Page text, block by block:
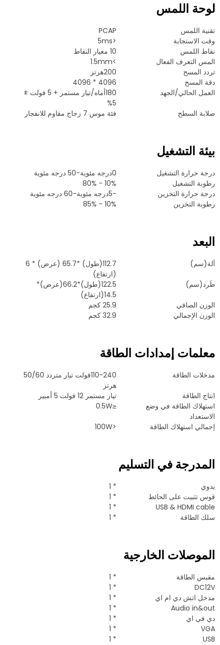
لوحة اللمس
تقنية اللمس
PCAP
وقت الاستجابة
<5ms
نقاط اللمس
10 معيار النقاط
المس التعرف الفعال
>1.5mm
تردد المسح
200هرتز
دقة المسح
4096 * 4096
العمل الحالي/الجهد
180أماه/تيار مستمر + 5 فولت ±
5%
صلابة السطح
فئة موس 7 زجاج مقاوم للانفجار
بيئة التشغيل
درجة حرارة التشغيل
0درجه مئوية-50 درجه مئوية
رطوبة التشغيل
10% - 80%
درجة حرارة التخزين
-5درجه مئوية-60 درجه مئوية
رطوبة التخزين
10% - 85%
البعد
آلة(سم)
112.7(طول) *65.7 (عرض) * 6
(ارتفاع)
طَرد(سم)
122.5(طول)*66.2(عرض)*
14.5(ارتفاع)
الوزن الصافي
25.9 كجم
الوزن الإجمالي
32.9 كجم
معلمات إمدادات الطاقة
مدخلات الطاقة
110-240فولت تيار متردد 50/60
هرتز
انتاج الطاقة
تيار مستمر 12 فولت 5 أمبير
استهلاك الطاقة في وضع
الاستعداد
≤0.5W
إجمالي استهلاك الطاقة <100W
المدرجة في التسليم
يدوي
* 1
قوس تثبيت على الحائط
* 1
USB & HDMI cable
* 1
سلك الطاقة
* 1
الموصلات الخارجية
مقبس الطاقة
* 1
DC12V
* 1
مدخل اتش دي ام اي
* 1
Audio in&out
* 1
دي في اي
* 1
VGA
* 1
USB
* 1